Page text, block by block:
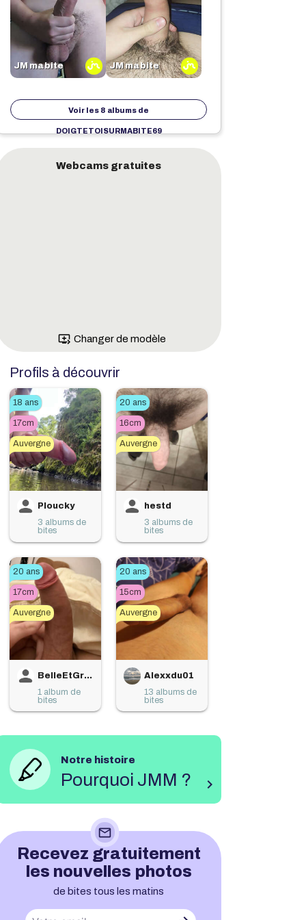
JM ma bite JM ma bite
Voir les 8 albums de
DOIGTETOISURMABITE69
Webcams gratuites
queue_play_next Changer de modèle
Profils à découvrir
18 ans
17cm
Auvergne
Ploucky
3 albums de
bites
20 ans
16cm
Auvergne
hestd
3 albums de
bites
20 ans
17cm
Auvergne
BelleEtGrandeBite
1 album de
bites
20 ans
15cm
Auvergne
Alexxdu01
13 albums de
bites
Notre histoire
Pourquoi JMM ? chevron_right
mail_outline
Recevez gratuitement
les nouvelles photos
de bites tous les matins